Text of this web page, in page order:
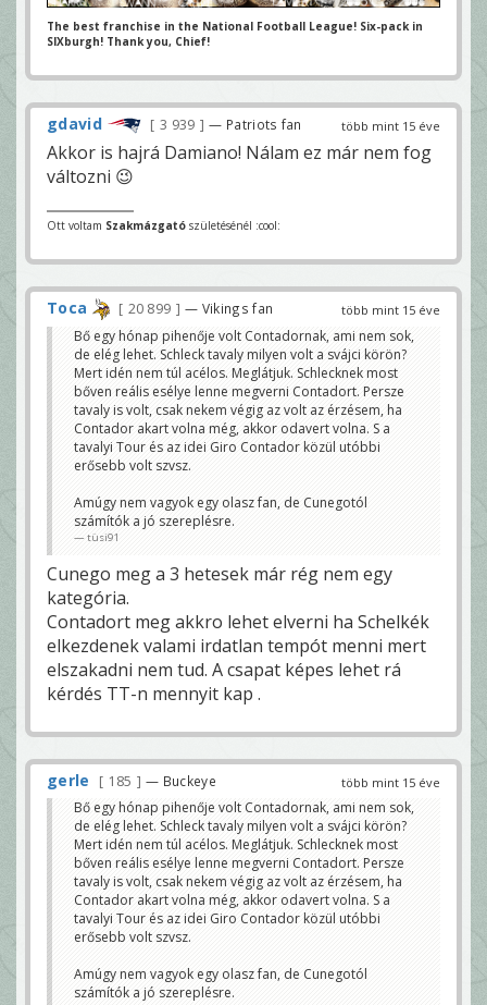
The best franchise in the National Football League! Six-pack in
SIXburgh! Thank you, Chief!
több mint 15 éve
gdavid 3 939 — Patriots fan
Akkor is hajrá Damiano! Nálam ez már nem fog
változni 😉
Ott voltam Szakmázgató születésénél :cool:
több mint 15 éve
Toca 20 899 — Vikings fan
Bő egy hónap pihenője volt Contadornak, ami nem sok,
de elég lehet. Schleck tavaly milyen volt a svájci körön?
Mert idén nem túl acélos. Meglátjuk. Schlecknek most
bőven reális esélye lenne megverni Contadort. Persze
tavaly is volt, csak nekem végig az volt az érzésem, ha
Contador akart volna még, akkor odavert volna. S a
tavalyi Tour és az idei Giro Contador közül utóbbi
erősebb volt szvsz.
Amúgy nem vagyok egy olasz fan, de Cunegotól
számítók a jó szereplésre.
tüsi91
Cunego meg a 3 hetesek már rég nem egy
kategória.
Contadort meg akkro lehet elverni ha Schelkék
elkezdenek valami irdatlan tempót menni mert
elszakadni nem tud. A csapat képes lehet rá
kérdés TT-n mennyit kap .
több mint 15 éve
gerle 185 — Buckeye
Bő egy hónap pihenője volt Contadornak, ami nem sok,
de elég lehet. Schleck tavaly milyen volt a svájci körön?
Mert idén nem túl acélos. Meglátjuk. Schlecknek most
bőven reális esélye lenne megverni Contadort. Persze
tavaly is volt, csak nekem végig az volt az érzésem, ha
Contador akart volna még, akkor odavert volna. S a
tavalyi Tour és az idei Giro Contador közül utóbbi
erősebb volt szvsz.
Amúgy nem vagyok egy olasz fan, de Cunegotól
számítók a jó szereplésre.